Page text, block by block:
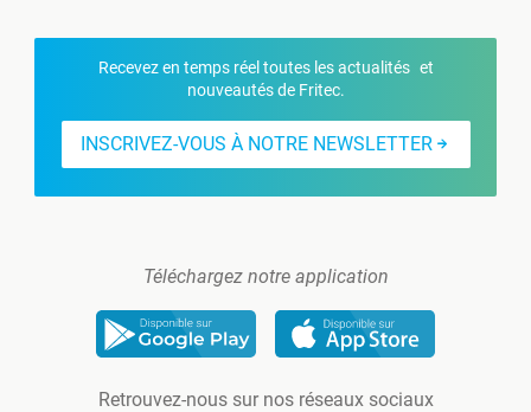
Recevez en temps réel toutes les actualités et
nouveautés de Fritec.
INSCRIVEZ-VOUS À NOTRE NEWSLETTER
Téléchargez notre application
Retrouvez-nous sur nos réseaux sociaux